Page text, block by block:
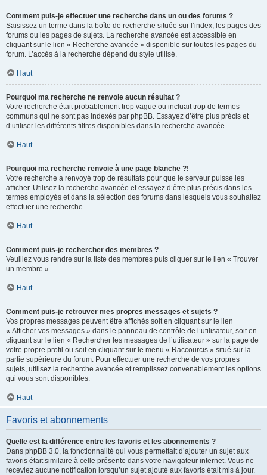
Comment puis-je effectuer une recherche dans un ou des forums ?
Saisissez un terme dans la boîte de recherche située sur l’index, les pages des
forums ou les pages de sujets. La recherche avancée est accessible en
cliquant sur le lien « Recherche avancée » disponible sur toutes les pages du
forum. L’accès à la recherche dépend du style utilisé.
Haut
Pourquoi ma recherche ne renvoie aucun résultat ?
Votre recherche était probablement trop vague ou incluait trop de termes
communs qui ne sont pas indexés par phpBB. Essayez d’être plus précis et
d’utiliser les différents filtres disponibles dans la recherche avancée.
Haut
Pourquoi ma recherche renvoie à une page blanche ?!
Votre recherche a renvoyé trop de résultats pour que le serveur puisse les
afficher. Utilisez la recherche avancée et essayez d’être plus précis dans les
termes employés et dans la sélection des forums dans lesquels vous souhaitez
effectuer une recherche.
Haut
Comment puis-je rechercher des membres ?
Veuillez vous rendre sur la liste des membres puis cliquer sur le lien « Trouver
un membre ».
Haut
Comment puis-je retrouver mes propres messages et sujets ?
Vos propres messages peuvent être affichés soit en cliquant sur le lien
« Afficher vos messages » dans le panneau de contrôle de l’utilisateur, soit en
cliquant sur le lien « Rechercher les messages de l’utilisateur » sur la page de
votre propre profil ou soit en cliquant sur le menu « Raccourcis » situé sur la
partie supérieure du forum. Pour effectuer une recherche de vos propres
sujets, utilisez la recherche avancée et remplissez convenablement les options
qui vous sont disponibles.
Haut
Favoris et abonnements
Quelle est la différence entre les favoris et les abonnements ?
Dans phpBB 3.0, la fonctionnalité qui vous permettait d’ajouter un sujet aux
favoris était similaire à celle présente dans votre navigateur internet. Vous ne
receviez aucune notification lorsqu’un sujet ajouté aux favoris était mis à jour.